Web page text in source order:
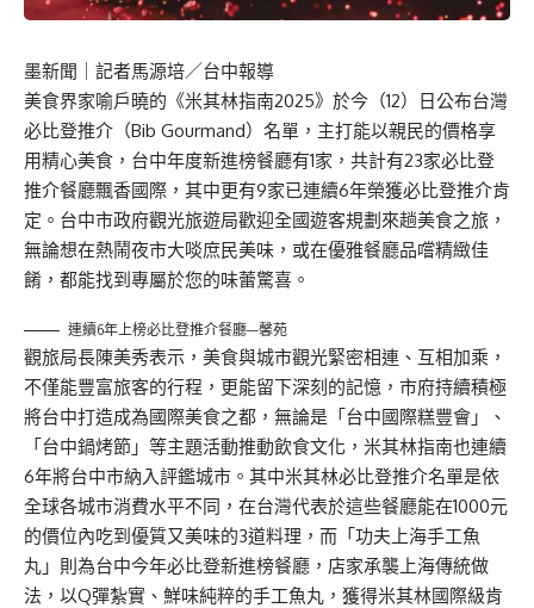
墨新聞 ｜記者馬源培／台中報導
美食界家喻戶曉的《米其林指南2025》於今（12）日公布台灣
必比登推介（Bib Gourmand）名單，主打能以親民的價格享
用精心美食，台中年度新進榜餐廳有1家，共計有23家必比登
推介餐廳飄香國際，其中更有9家已連續6年榮獲必比登推介肯
定。台中市政府觀光旅遊局歡迎全國遊客規劃來趟美食之旅，
無論想在熱鬧夜市大啖庶民美味，或在優雅餐廳品嚐精緻佳
餚，都能找到專屬於您的味蕾驚喜。
連續6年上榜必比登推介餐廳—馨苑
觀旅局長陳美秀表示，美食與城市觀光緊密相連、互相加乘，
不僅能豐富旅客的行程，更能留下深刻的記憶，市府持續積極
將台中打造成為國際美食之都，無論是「台中國際糕豐會」、
「台中鍋烤節」等主題活動推動飲食文化，米其林指南也連續
6年將台中市納入評鑑城市。其中米其林必比登推介名單是依
全球各城市消費水平不同，在台灣代表於這些餐廳能在1000元
的價位內吃到優質又美味的3道料理，而「功夫上海手工魚
丸」則為台中今年必比登新進榜餐廳，店家承襲上海傳統做
法，以Q彈紮實、鮮味純粹的手工魚丸，獲得米其林國際級肯